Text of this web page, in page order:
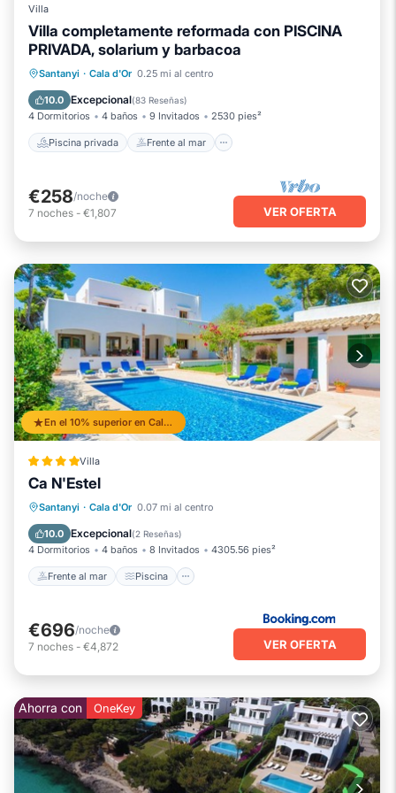
Villa
Villa completamente reformada con PISCINA
PRIVADA, solarium y barbacoa
Santanyi · Cala d'Or 0.25 mi al centro
10.0 Excepcional(83 Reseñas)
4 Dormitorios 4 baños 9 Invitados 2530 pies²
Piscina privada Frente al mar
Piscina privada
Frente al mar
Bañera de hidromasaje
€258/noche
7 noches - €1,807 VER OFERTA
En el 10% superior en Cala d'Or
Villa
Ca N'Estel
Santanyi · Cala d'Or 0.07 mi al centro
10.0 Excepcional(2 Reseñas)
4 Dormitorios 4 baños 8 Invitados 4305.56 pies²
Frente al mar Piscina
Frente al mar Piscina
Balcón/Terraza
€696/noche
7 noches - €4,872 VER OFERTA
Ahorra con OneKey